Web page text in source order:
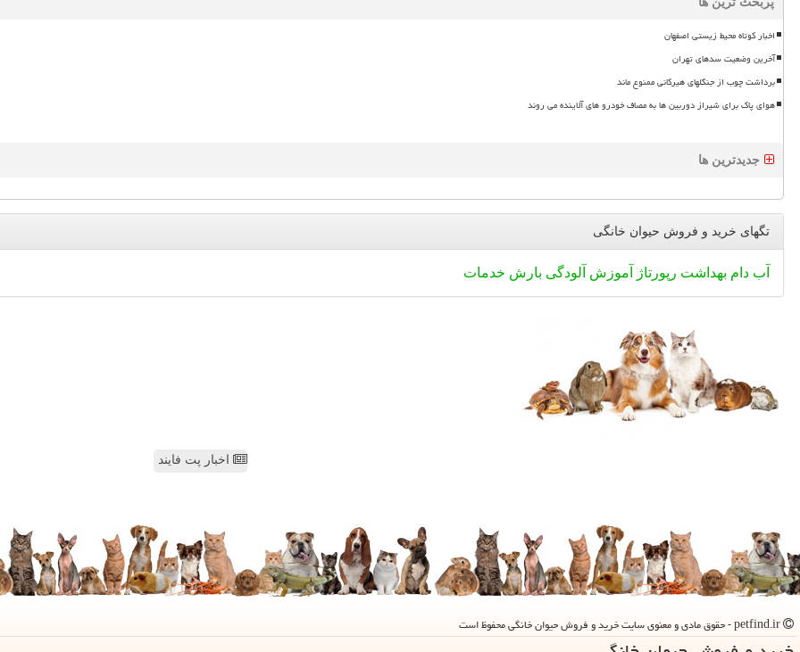
اخبار کوتاه محیط زیستی اصفهان
آخرین وضعیت سدهای تهران
برداشت چوب از جنگلهای هیرکانی ممنوع ماند
هوای پاک برای شیراز دوربین ها به مصاف خودرو های آلاینده می روند
جدیدترین ها
تگهای خرید و فروش حیوان خانگی
آب دام بهداشت رپورتاژ آموزش آلودگی بارش خدمات
اخبار پت فایند